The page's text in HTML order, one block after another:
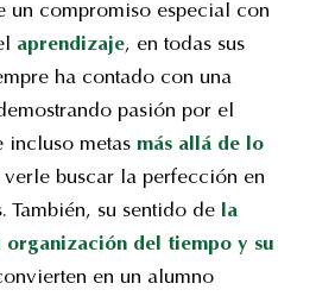
un compromiso especial con
aprendizaje, en todas sus
ha contado con una
pasión por el
incluso metas más allá de lo
verle buscar la perfección en
También, su sentido de la
organización del tiempo y su
en un alumno